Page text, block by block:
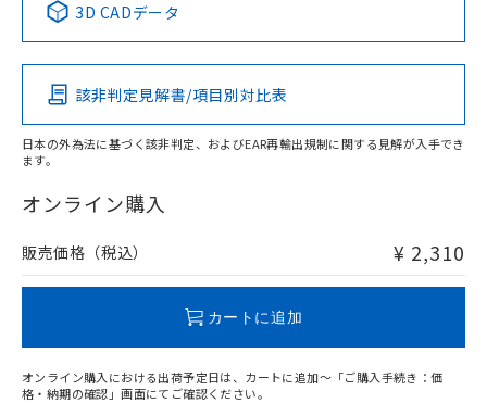
Pb Hg Cd Cr(VI)
O
在庫等で未対応品が混在する可能性があります。
問い合わせください。
この製品の規格認証/適合状況ページへ
その他の認証はこちらのページからご検索ください
3D CADデータ
該非判定見解書/項目別対比表
日本の外為法に基づく該非判定、およびEAR再輸出規制に関する見解が入手でき
ます。
オンライン購入
販売価格（税込） ¥ 2,310
カートに追加
オンライン購入における出荷予定日は、カートに追加～「ご購入手続き：価
格・納期の確認」画面にてご確認ください。